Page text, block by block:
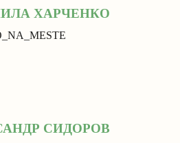
ХАРЧЕНКО
СИДОРОВ